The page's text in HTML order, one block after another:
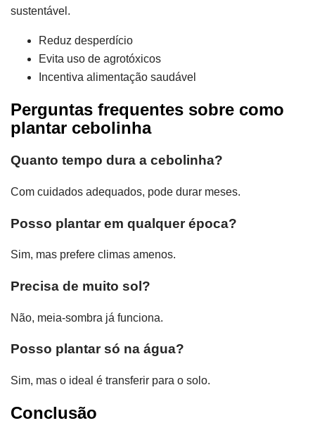
sustentável.
Reduz desperdício
Evita uso de agrotóxicos
Incentiva alimentação saudável
Perguntas frequentes sobre como
plantar cebolinha
Quanto tempo dura a cebolinha?
Com cuidados adequados, pode durar meses.
Posso plantar em qualquer época?
Sim, mas prefere climas amenos.
Precisa de muito sol?
Não, meia-sombra já funciona.
Posso plantar só na água?
Sim, mas o ideal é transferir para o solo.
Conclusão